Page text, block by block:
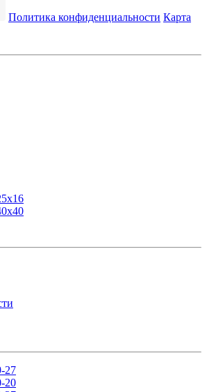
Политика конфиденциальности Карта
27
20